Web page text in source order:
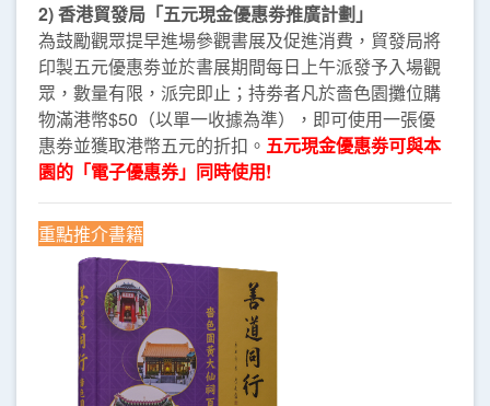
2) 香港貿發局「五元現金優惠劵推廣計劃」
為鼓勵觀眾提早進場參觀書展及促進消費，貿發局將
印製五元優惠劵並於書展期間每日上午派發予入場觀
眾，數量有限，派完即止；持劵者凡於嗇色園攤位購
物滿港幣$50（以單一收據為準），即可使用一張優
惠劵並獲取港幣五元的折扣。 五元現金優惠劵可與本
園的「電子優惠券」同時使用!
重點推介書籍